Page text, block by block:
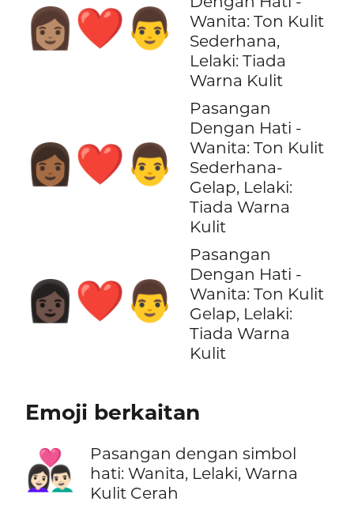
👩🏽‍❤️‍👨
Wanita: Ton Kulit
Sederhana,
Lelaki: Tiada
Warna Kulit
👩🏾‍❤️‍👨
Pasangan
Dengan Hati -
Wanita: Ton Kulit
Sederhana-
Gelap, Lelaki:
Tiada Warna
Kulit
👩🏿‍❤️‍👨
Pasangan
Dengan Hati -
Wanita: Ton Kulit
Gelap, Lelaki:
Tiada Warna
Kulit
Emoji berkaitan
👩🏻‍❤️‍👨🏻
Pasangan dengan simbol
hati: Wanita, Lelaki, Warna
Kulit Cerah